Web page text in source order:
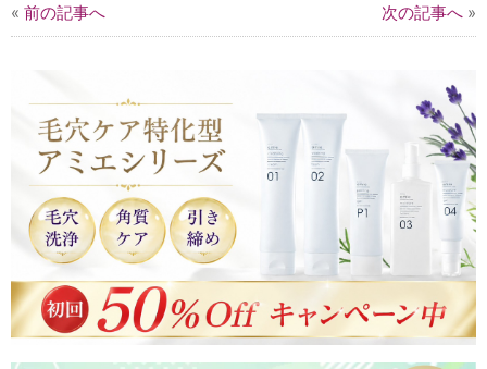
« 前の記事へ 次の記事へ »